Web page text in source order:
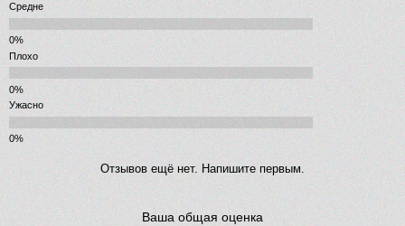
Средне
Плохо
Ужасно
Отзывов ещё нет. Напишите первым.
Ваша общая оценка